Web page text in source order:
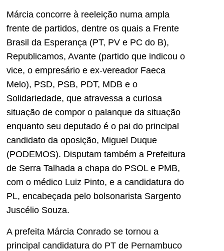
Márcia concorre à reeleição numa ampla
frente de partidos, dentre os quais a Frente
Brasil da Esperança (PT, PV e PC do B),
Republicamos, Avante (partido que indicou o
vice, o empresário e ex-vereador Faeca
Melo), PSD, PSB, PDT, MDB e o
Solidariedade, que atravessa a curiosa
situação de compor o palanque da situação
enquanto seu deputado é o pai do principal
candidato da oposição, Miguel Duque
(PODEMOS). Disputam também a Prefeitura
de Serra Talhada a chapa do PSOL e PMB,
com o médico Luiz Pinto, e a candidatura do
PL, encabeçada pelo bolsonarista Sargento
Juscélio Souza.
A prefeita Márcia Conrado se tornou a
principal candidatura do PT de Pernambuco